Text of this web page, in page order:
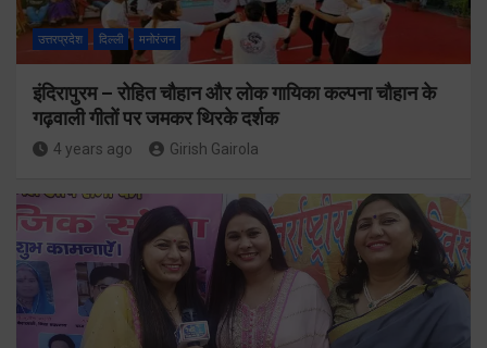
उत्तरप्रदेश दिल्ली मनोरंजन
इंदिरापुरम – रोहित चौहान और लोक गायिका कल्पना चौहान के
गढ़वाली गीतों पर जमकर थिरके दर्शक
4 years ago Girish Gairola